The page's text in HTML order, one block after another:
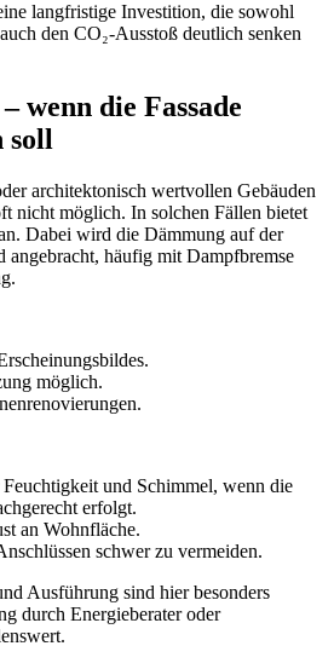
langfristige Investition, die sowohl
den CO₂-Ausstoß deutlich senken
wenn die Fassade
soll
architektonisch wertvollen Gebäuden
nicht möglich. In solchen Fällen bietet
Dabei wird die Dämmung auf der
angebracht, häufig mit Dampfbremse
möglich.
und Schimmel, wenn die
erfolgt.
an Wohnfläche.
schwer zu vermeiden.
Ausführung sind hier besonders
durch Energieberater oder